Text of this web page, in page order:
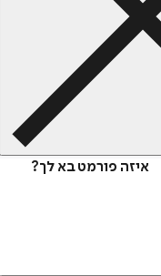
איזה פורמט בא לך?